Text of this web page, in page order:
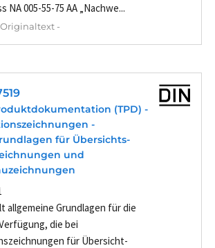
NA 005-55-75 AA „Nachwe...
-
(TPD) -
-
für Übersichts-
und
allgemeine Grundlagen für die
die bei
für Übersicht-